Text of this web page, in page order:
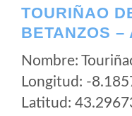
TOURIÑAO
BETANZOS –
Nombre:
Longitud: -
Latitud: